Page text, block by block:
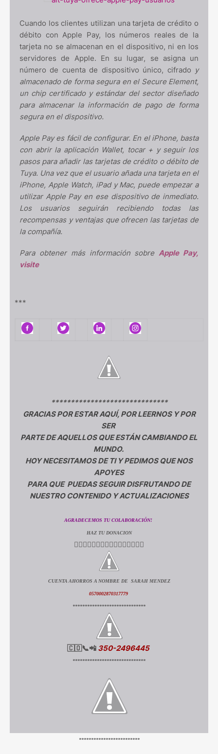
Cuando los clientes utilizan una tarjeta de crédito o
débito con Apple Pay, los números reales de la
tarjeta no se almacenan en el dispositivo, ni en los
servidores de Apple. En su lugar, se asigna un
número de cuenta de dispositivo único, cifrado y
almacenado de forma segura en el Secure Element,
un chip certificado y estándar del sector diseñado
para almacenar la información de pago de forma
segura en el dispositivo.
Apple Pay es fácil de configurar. En el iPhone, basta
con abrir la aplicación Wallet, tocar + y seguir los
pasos para añadir las tarjetas de crédito o débito de
Tuya. Una vez que el usuario añada una tarjeta en el
iPhone, Apple Watch, iPad y Mac, puede empezar a
utilizar Apple Pay en ese dispositivo de inmediato.
Los usuarios seguirán recibiendo todas las
recompensas y ventajas que ofrecen las tarjetas de
la compañía.
Para obtener más información sobreApple Pay,
visite
***
******************************
GRACIAS POR ESTAR AQUÍ, POR LEERNOS Y POR
SER
PARTE DE AQUELLOS QUE ESTÁN CAMBIANDO EL
MUNDO.
HOY NECESITAMOS DE TI Y PEDIMOS QUE NOS
APOYES
PARA QUE PUEDAS SEGUIR DISFRUTANDO DE
NUESTRO CONTENIDO Y ACTUALIZACIONES
AGRADECEMOS TU COLABORACIÓN!
HAZ TU DONACION
👇🏻👇🏻👇🏻👇🏻👇🏻👇🏻👇🏻👇🏻
CUENTA AHORROS A NOMBRE DE SARAH MENDEZ
0570002870317779
******************************
🇨🇴📞📲 350-2496445
******************************
*************************